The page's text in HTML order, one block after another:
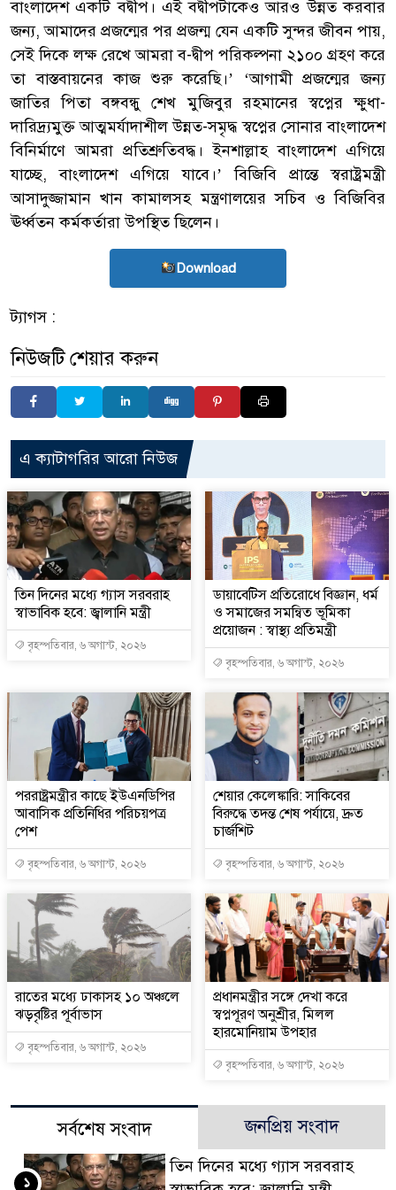
বাংলাদেশ একটি বদ্বীপ। এই বদ্বীপটাকেও আরও উন্নত করবার
জন্য, আমাদের প্রজন্মের পর প্রজন্ম যেন একটি সুন্দর জীবন পায়,
সেই দিকে লক্ষ রেখে আমরা ব-দ্বীপ পরিকল্পনা ২১০০ গ্রহণ করে
তা বাস্তবায়নের কাজ শুরু করেছি।’ ‘আগামী প্রজন্মের জন্য
জাতির পিতা বঙ্গবন্ধু শেখ মুজিবুর রহমানের স্বপ্নের ক্ষুধা-
দারিদ্র্যমুক্ত আত্মমর্যাদাশীল উন্নত-সমৃদ্ধ স্বপ্নের সোনার বাংলাদেশ
বিনির্মাণে আমরা প্রতিশ্রুতিবদ্ধ। ইনশাল্লাহ বাংলাদেশ এগিয়ে
যাচ্ছে, বাংলাদেশ এগিয়ে যাবে।’ বিজিবি প্রান্তে স্বরাষ্ট্রমন্ত্রী
আসাদুজ্জামান খান কামালসহ মন্ত্রণালয়ের সচিব ও বিজিবির
ঊর্ধ্বতন কর্মকর্তারা উপস্থিত ছিলেন।
Download
ট্যাগস :
নিউজটি শেয়ার করুন
এ ক্যাটাগরির আরো নিউজ
তিন দিনের মধ্যে গ্যাস সরবরাহ
স্বাভাবিক হবে: জ্বালানি মন্ত্রী
বৃহস্পতিবার, ৬ অগাস্ট, ২০২৬
ডায়াবেটিস প্রতিরোধে বিজ্ঞান, ধর্ম
ও সমাজের সমন্বিত ভূমিকা
প্রয়োজন : স্বাস্থ্য প্রতিমন্ত্রী
বৃহস্পতিবার, ৬ অগাস্ট, ২০২৬
পররাষ্ট্রমন্ত্রীর কা‌ছে ইউএনডিপির
আবাসিক প্রতিনিধির পরিচয়পত্র
পেশ
বৃহস্পতিবার, ৬ অগাস্ট, ২০২৬
শেয়ার কেলেঙ্কারি: সাকিবের
বিরুদ্ধে তদন্ত শেষ পর্যায়ে, দ্রুত
চার্জশিট
বৃহস্পতিবার, ৬ অগাস্ট, ২০২৬
রাতের মধ্যে ঢাকাসহ ১০ অঞ্চলে
ঝড়বৃষ্টির পূর্বাভাস
বৃহস্পতিবার, ৬ অগাস্ট, ২০২৬
প্রধানমন্ত্রীর সঙ্গে দেখা করে
স্বপ্নপূরণ অনুশ্রীর, মিলল
হারমোনিয়াম উপহার
বৃহস্পতিবার, ৬ অগাস্ট, ২০২৬
সর্বশেষ সংবাদ জনপ্রিয় সংবাদ
তিন দিনের মধ্যে গ্যাস সরবরাহ
১